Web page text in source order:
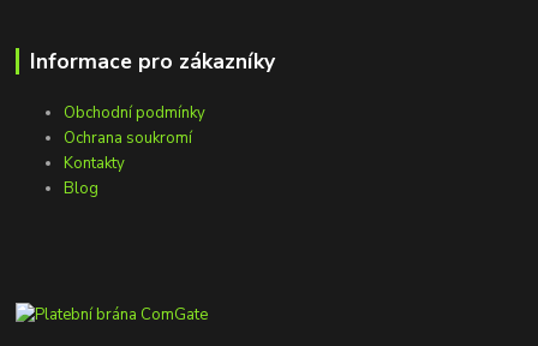
Informace pro zákazníky
Obchodní podmínky
Ochrana soukromí
Kontakty
Blog